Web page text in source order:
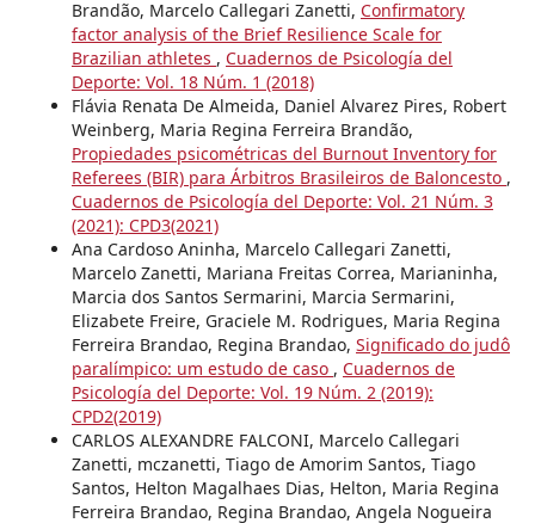
Brandão, Marcelo Callegari Zanetti, Confirmatory
factor analysis of the Brief Resilience Scale for
Brazilian athletes , Cuadernos de Psicología del
Deporte: Vol. 18 Núm. 1 (2018)
Flávia Renata De Almeida, Daniel Alvarez Pires, Robert
Weinberg, Maria Regina Ferreira Brandão,
Propiedades psicométricas del Burnout Inventory for
Referees (BIR) para Árbitros Brasileiros de Baloncesto ,
Cuadernos de Psicología del Deporte: Vol. 21 Núm. 3
(2021): CPD3(2021)
Ana Cardoso Aninha, Marcelo Callegari Zanetti,
Marcelo Zanetti, Mariana Freitas Correa, Marianinha,
Marcia dos Santos Sermarini, Marcia Sermarini,
Elizabete Freire, Graciele M. Rodrigues, Maria Regina
Ferreira Brandao, Regina Brandao, Significado do judô
paralímpico: um estudo de caso , Cuadernos de
Psicología del Deporte: Vol. 19 Núm. 2 (2019):
CPD2(2019)
CARLOS ALEXANDRE FALCONI, Marcelo Callegari
Zanetti, mczanetti, Tiago de Amorim Santos, Tiago
Santos, Helton Magalhaes Dias, Helton, Maria Regina
Ferreira Brandao, Regina Brandao, Angela Nogueira